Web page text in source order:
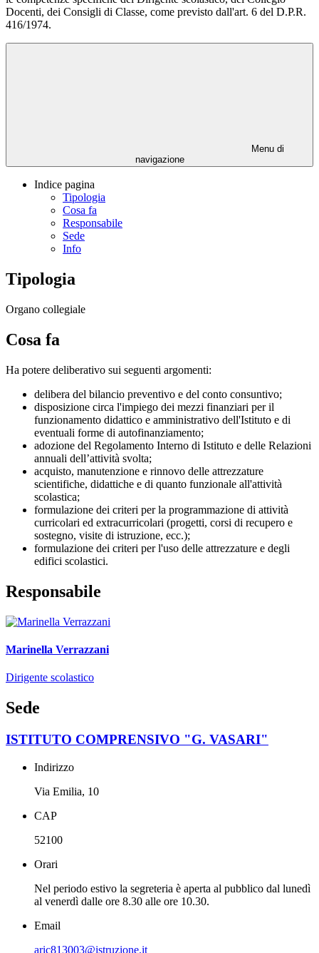
Docenti, dei Consigli di Classe, come previsto dall'art. 6 del D.P.R.
416/1974.
Menu di
navigazione
Indice pagina
Tipologia
Cosa fa
Responsabile
Sede
Info
Tipologia
Organo collegiale
Cosa fa
Ha potere deliberativo sui seguenti argomenti:
delibera del bilancio preventivo e del conto consuntivo;
disposizione circa l'impiego dei mezzi finanziari per il
funzionamento didattico e amministrativo dell'Istituto e di
eventuali forme di autofinanziamento;
adozione del Regolamento Interno di Istituto e delle Relazioni
annuali dell’attività svolta;
acquisto, manutenzione e rinnovo delle attrezzature
scientifiche, didattiche e di quanto funzionale all'attività
scolastica;
formulazione dei criteri per la programmazione di attività
curricolari ed extracurricolari (progetti, corsi di recupero e
sostegno, visite di istruzione, ecc.);
formulazione dei criteri per l'uso delle attrezzature e degli
edifici scolastici.
Responsabile
Marinella Verrazzani
Dirigente scolastico
Sede
ISTITUTO COMPRENSIVO "G. VASARI"
Indirizzo
Via Emilia, 10
CAP
52100
Orari
Nel periodo estivo la segreteria è aperta al pubblico dal lunedì
al venerdì dalle ore 8.30 alle ore 10.30.
Email
aric813003@istruzione.it